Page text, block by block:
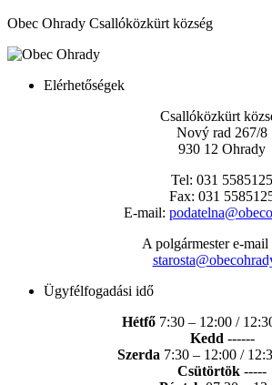
Obec Ohrady Csallóközkürt község
Elérhetőségek
Csallóközkürt
Nový rad 267/8
930 12 Ohrady
Tel: 031 5585125
Fax: 031
E-mail:
A polgármester e-mail
Ügyfélfogadási idő
Hétfő7:30 – 12:00 /
Kedd ------
Szerda 7:30 – 12:00 /
Csütörtök -----